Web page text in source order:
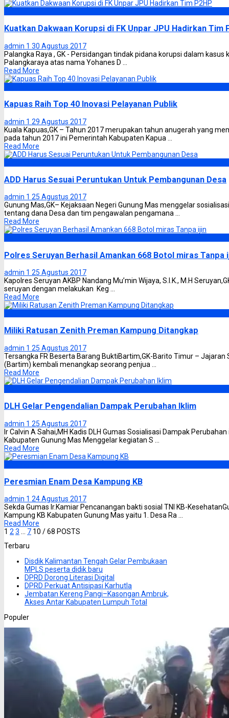
Kuatkan Dakwaan Korupsi di FK Unpar JPU Hadirkan Tim
admin 1 30 Agustus 2017
Palangka Raya , GK - Persidangan tindak pidana korupsi dalam
Palangkaraya atas nama Yohanes D ...
Read More
Kapuas Raih Top 40 Inovasi Pelayanan Publik
admin 1 29 Agustus 2017
Kuala Kapuas,GK – Tahun 2017 merupakan tahun anugerah yang
pada tahun 2017 ini Pemerintah Kabupaten Kapua ...
Read More
ADD Harus Sesuai Peruntukan Untuk Pembangunan Desa
admin 1 25 Agustus 2017
Gunung Mas,GK– Kejaksaan Negeri Gunung Mas menggelar
tentang dana Desa dan tim pengawalan pengamana ...
Read More
Polres Seruyan Berhasil Amankan 668 Botol miras Tanpa
admin 1 25 Agustus 2017
Kapolres Seruyan AKBP Nandang Mu’min Wijaya, S.I.K., M.H
seruyan dengan melakukan Keg ...
Read More
Miliki Ratusan Zenith Preman Kampung Ditangkap
admin 1 25 Agustus 2017
Tersangka FR Beserta Barang BuktiBartim,GK-Barito Timur –
(Bartim) kembali menangkap seorang penjua ...
Read More
DLH Gelar Pengendalian Dampak Perubahan Iklim
admin 1 25 Agustus 2017
Ir Calvin A Sahai,MH Kadis DLH Gumas Sosialisasi Dampak
Kabupaten Gunung Mas Menggelar kegiatan S ...
Read More
Peresmian Enam Desa Kampung KB
admin 1 24 Agustus 2017
Sekda Gumas Ir.Kamiar Pencanangan bakti sosial TNI KB-
Kampung KB Kabupaten Gunung Mas yaitu 1. Desa Ra ...
Read More
1 23 … 7 10 / 68 POSTS
Terbaru
Disdik Kalimantan Tengah Gelar Pembukaan
MPLS peserta didik baru
DPRD Dorong Literasi Digital
DPRD Perkuat Antisipasi Karhutla
Jembatan Kereng Pangi–Kasongan Ambruk,
Akses Antar Kabupaten Lumpuh Total
Populer